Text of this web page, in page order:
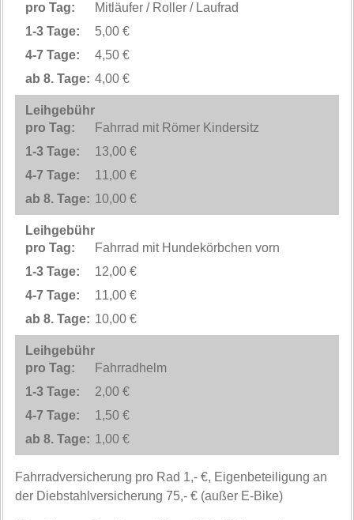
Mitläufer / Roller / Laufrad
5,00 €
4,50 €
4,00 €
Fahrrad mit Römer Kindersitz
13,00 €
11,00 €
10,00 €
Fahrrad mit Hundekörbchen vorn
12,00 €
11,00 €
10,00 €
Fahrradhelm
2,00 €
1,50 €
1,00 €
Fahrradversicherung pro Rad 1,- €, Eigenbeteiligung an
der Diebstahlversicherung 75,- € (außer E-Bike)